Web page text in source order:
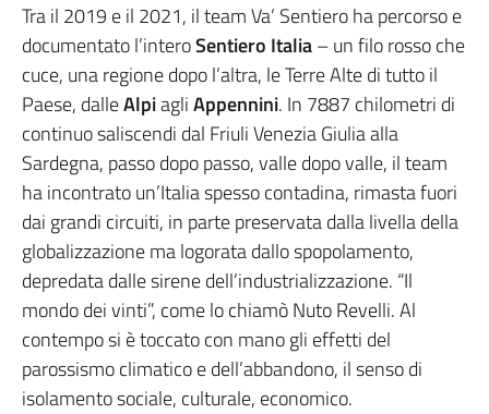
Tra il 2019 e il 2021, il team Va’ Sentiero ha percorso e
documentato l’interoSentiero Italia– un filo rosso che
cuce, una regione dopo l’altra, le Terre Alte di tutto il
Paese, dalleAlpiagliAppennini. In 7887 chilometri di
continuo saliscendi dal Friuli Venezia Giulia alla
Sardegna, passo dopo passo, valle dopo valle, il team
ha incontrato un’Italia spesso contadina, rimasta fuori
dai grandi circuiti, in parte preservata dalla livella della
globalizzazione ma logorata dallo spopolamento,
depredata dalle sirene dell’industrializzazione. “Il
mondo dei vinti”, come lo chiamò Nuto Revelli. Al
contempo si è toccato con mano gli effetti del
parossismo climatico e dell’abbandono, il senso di
isolamento sociale, culturale, economico.